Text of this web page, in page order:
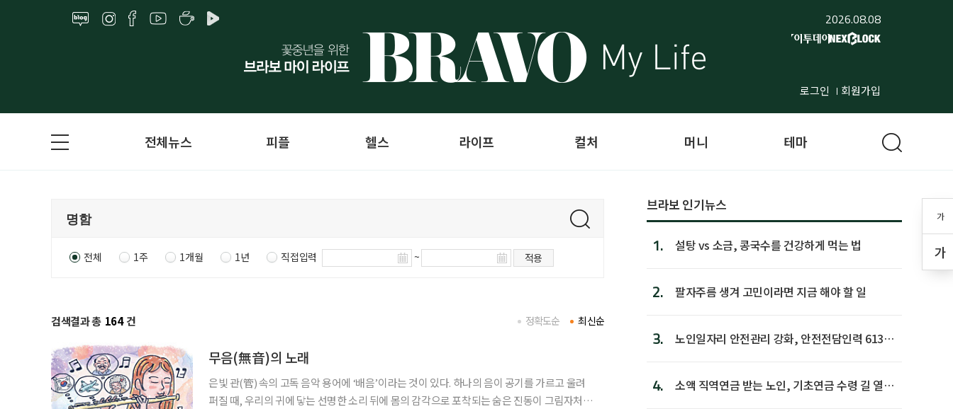
2026.08.08
로그인 회원가입
가
가
전체뉴스 피플 헬스 라이프 컬처 머니 테마
전체 1주 1개월 1년 직접입력 ~ 적용
검색결과 총 164 건 최신순
정확도순
무음(無音)의 노래
은빛 관(管) 속의 고독 음악 용어에 ‘배음’이라는 것이 있다. 하나의 음이 공기를 가르고 울려
퍼질 때, 우리의 귀에 닿는 선명한 소리 뒤에 몸의 감각으로 포착되는 숨은 진동이 그림자처럼
브라보 인기뉴스
1. 설탕 vs 소금, 콩국수를 건강하게 먹는 법
2. 팔자주름 생겨 고민이라면 지금 해야 할 일
3.
노인일자리 안전관리 강화, 안전전담인력 613명
4.
소액 직역연금 받는 노인, 기초연금 수령 길 열린